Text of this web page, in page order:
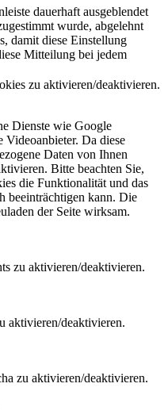
dauerhaft ausgeblendet
wurde, abgelehnt
damit diese Einstellung
Mitteilung bei jedem
zu aktivieren/deaktivieren.
Dienste wie Google
Videoanbieter. Da diese
Daten von Ihnen
Bitte beachten Sie,
die Funktionalität und das
beeinträchtigen kann. Die
der Seite wirksam.
zu aktivieren/deaktivieren.
aktivieren/deaktivieren.
zu aktivieren/deaktivieren.